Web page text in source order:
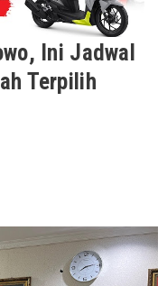
Ini Jadwal
Terpilih